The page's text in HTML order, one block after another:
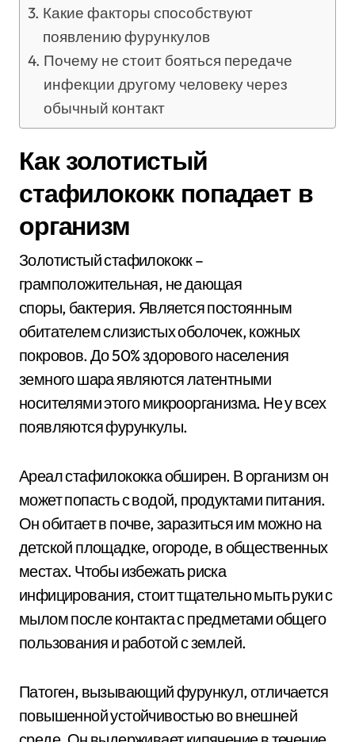
Какие факторы способствуют
появлению фурункулов
Почему не стоит бояться передаче
инфекции другому человеку через
обычный контакт
Как золотистый
стафилококк попадает в
организм
Золотистый стафилококк –
грамположительная, не дающая
споры, бактерия. Является постоянным
обитателем слизистых оболочек, кожных
покровов. До 50% здорового населения
земного шара являются латентными
носителями этого микроорганизма. Не у всех
появляются фурункулы.
Ареал стафилококка обширен. В организм он
может попасть с водой, продуктами питания.
Он обитает в почве, заразиться им можно на
детской площадке, огороде, в общественных
местах. Чтобы избежать риска
инфицирования, стоит тщательно мыть руки с
мылом после контакта с предметами общего
пользования и работой с землей.
Патоген, вызывающий фурункул, отличается
повышенной устойчивостью во внешней